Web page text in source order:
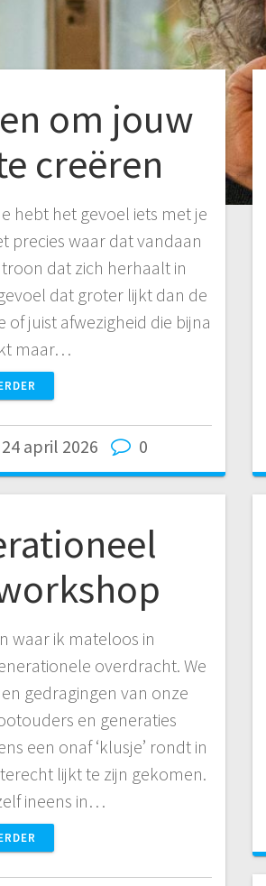
om jouw
creëren
hebt het gevoel iets met je
precies waar dat vandaan
dat zich herhaalt in
dat groter lijkt dan de
juist afwezigheid die bijna
maar…
24 april 2026 0
waar ik mateloos in
overdracht. We
gedragingen van onze
en generaties
een onaf ‘klusje’ rondt in
lijkt te zijn gekomen.
ineens in…